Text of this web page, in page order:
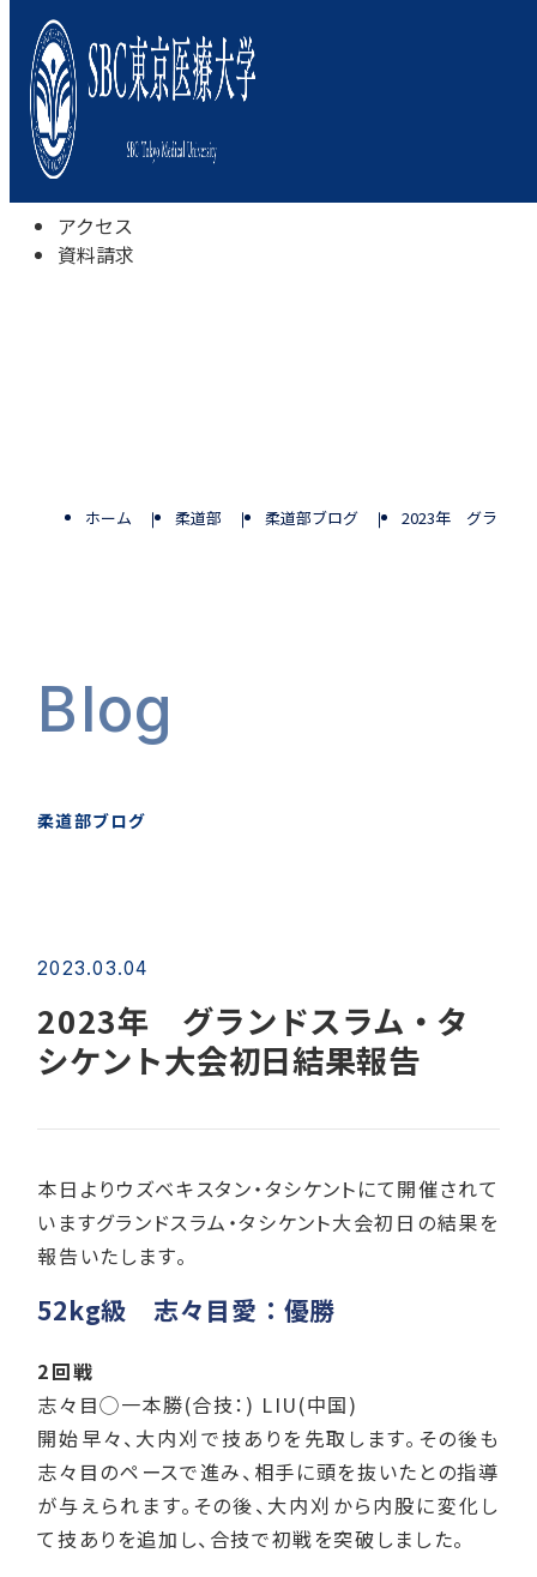
本学について
学びの特色
学部・学科
キャンパスライフ
入試情報
受験相談会
アクセス
資料請求
Blog
柔道部ブログ
ホーム 柔道部 柔道部ブログ 2023年 グランド
2023.03.04
2023年 グランドスラム・タ
シケント大会初日結果報告
本日よりウズベキスタン・タシケントにて開催されて
いますグランドスラム・タシケント大会初日の結果を
報告いたします。
52kg級 志々目愛：優勝
2回戦
志々目◯一本勝(合技：) LIU(中国)
開始早々、大内刈で技ありを先取します。その後も
志々目のペースで進み、相手に頭を抜いたとの指導
が与えられます。その後、大内刈から内股に変化し
て技ありを追加し、合技で初戦を突破しました。